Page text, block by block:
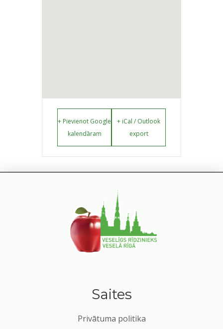
+ Pievienot Google
kalendāram
+ iCal / Outlook
export
Saites
Privātuma politika